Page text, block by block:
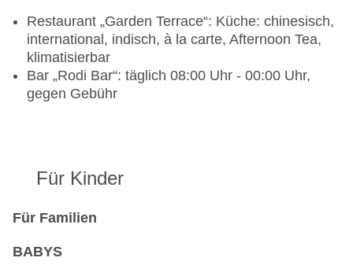
Restaurant „Garden Terrace“: Küche: chinesisch,
international, indisch, à la carte, Afternoon Tea,
klimatisierbar
Bar „Rodi Bar“: täglich 08:00 Uhr - 00:00 Uhr,
gegen Gebühr
Für Kinder
Für Familien
BABYS